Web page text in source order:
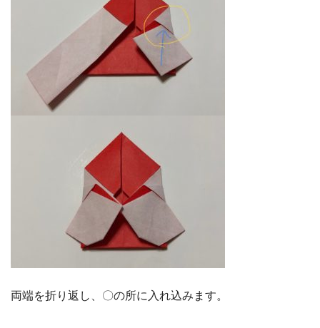
両端を折り返し、〇の所に入れ込みます。